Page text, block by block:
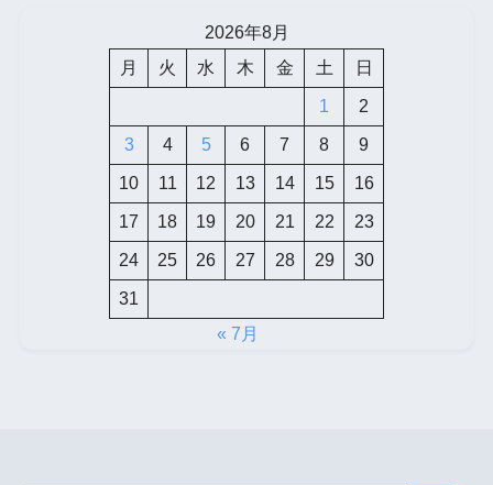
2026年8月
月
火 水 木 金 土 日
1 2
3 4 5 6 7 8 9
10 11 12 13 14 15 16
17 18 19 20 21 22 23
24 25 26 27 28 29 30
31
« 7月